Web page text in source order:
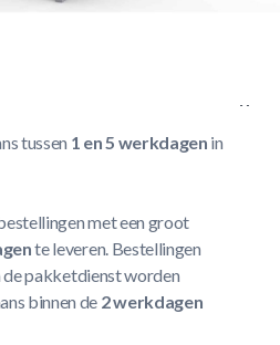
tussen 1 en 5 werkdagen in
met een groot
te leveren. Bestellingen
pakketdienst worden
binnen de 2 werkdagen